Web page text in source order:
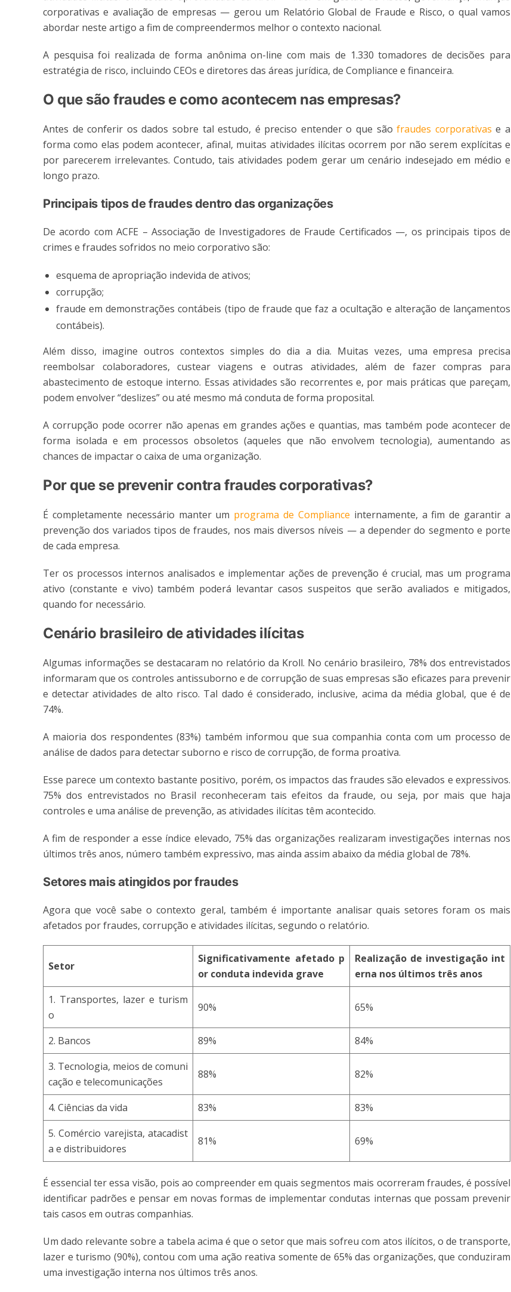
corporativas e avaliação de empresas — gerou um Relatório Global de Fraude e Risco, o qual vamos
abordar neste artigo a fim de compreendermos melhor o contexto nacional.
A pesquisa foi realizada de forma anônima on-line com mais de 1.330 tomadores de decisões para
estratégia de risco, incluindo CEOs e diretores das áreas jurídica, de Compliance e financeira.
O que são fraudes e como acontecem nas empresas?
Antes de conferir os dados sobre tal estudo, é preciso entender o que sãofraudes corporativas e a
forma como elas podem acontecer, afinal, muitas atividades ilícitas ocorrem por não serem explícitas e
por parecerem irrelevantes. Contudo, tais atividades podem gerar um cenário indesejado em médio e
longo prazo.
Principais tipos de fraudes dentro das organizações
De acordo com ACFE – Associação de Investigadores de Fraude Certificados —, os principais tipos de
crimes e fraudes sofridos no meio corporativo são:
esquema de apropriação indevida de ativos;
corrupção;
fraude em demonstrações contábeis (tipo de fraude que faz a ocultação e alteração de lançamentos
contábeis).
Além disso, imagine outros contextos simples do dia a dia. Muitas vezes, uma empresa precisa
reembolsar colaboradores, custear viagens e outras atividades, além de fazer compras para
abastecimento de estoque interno. Essas atividades são recorrentes e, por mais práticas que pareçam,
podem envolver “deslizes” ou até mesmo má conduta de forma proposital.
A corrupção pode ocorrer não apenas em grandes ações e quantias, mas também pode acontecer de
forma isolada e em processos obsoletos (aqueles que não envolvem tecnologia), aumentando as
chances de impactar o caixa de uma organização.
Por que se prevenir contra fraudes corporativas?
É completamente necessário manter um programa de Compliance internamente, a fim de garantir a
prevenção dos variados tipos de fraudes, nos mais diversos níveis — a depender do segmento e porte
de cada empresa.
Ter os processos internos analisados e implementar ações de prevenção é crucial, mas um programa
ativo (constante e vivo) também poderá levantar casos suspeitos que serão avaliados e mitigados,
quando for necessário.
Cenário brasileiro de atividades ilícitas
Algumas informações se destacaram no relatório da Kroll. No cenário brasileiro, 78% dos entrevistados
informaram que os controles antissuborno e de corrupção de suas empresas são eficazes para prevenir
e detectar atividades de alto risco. Tal dado é considerado, inclusive, acima da média global, que é de
74%.
A maioria dos respondentes (83%) também informou que sua companhia conta com um processo de
análise de dados para detectar suborno e risco de corrupção, de forma proativa.
Esse parece um contexto bastante positivo, porém, os impactos das fraudes são elevados e expressivos.
75% dos entrevistados no Brasil reconheceram tais efeitos da fraude, ou seja, por mais que haja
controles e uma análise de prevenção, as atividades ilícitas têm acontecido.
A fim de responder a esse índice elevado, 75% das organizações realizaram investigações internas nos
últimos três anos, número também expressivo, mas ainda assim abaixo da média global de 78%.
Setores mais atingidos por fraudes
Agora que você sabe o contexto geral, também é importante analisar quais setores foram os mais
afetados por fraudes, corrupção e atividades ilícitas, segundo o relatório.
Setor
Significativamente afetado p
or conduta indevida grave
Realização de investigação int
erna nos últimos três anos
1. Transportes, lazer e turism
o
90% 65%
2. Bancos 89%
84%
3. Tecnologia, meios de comuni
cação e telecomunicações
88% 82%
4. Ciências da vida 83%
83%
5. Comércio varejista, atacadist
a e distribuidores
81% 69%
É essencial ter essa visão, pois ao compreender em quais segmentos mais ocorreram fraudes, é possível
identificar padrões e pensar em novas formas de implementar condutas internas que possam prevenir
tais casos em outras companhias.
Um dado relevante sobre a tabela acima é que o setor que mais sofreu com atos ilícitos, o de transporte,
lazer e turismo (90%), contou com uma ação reativa somente de 65% das organizações, que conduziram
uma investigação interna nos últimos três anos.